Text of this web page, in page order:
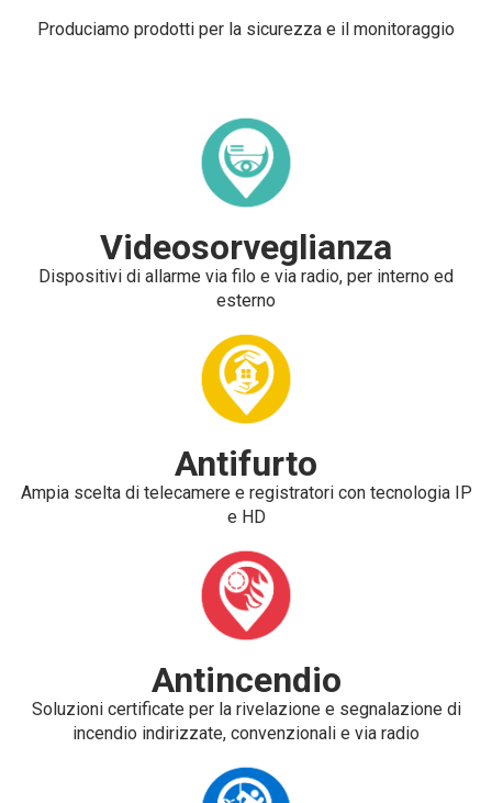
Produciamo prodotti per la sicurezza e il monitoraggio
Videosorveglianza
Dispositivi di allarme via filo e via radio, per interno ed
esterno
Antifurto
Ampia scelta di telecamere e registratori con tecnologia IP
e HD
Antincendio
Soluzioni certificate per la rivelazione e segnalazione di
incendio indirizzate, convenzionali e via radio